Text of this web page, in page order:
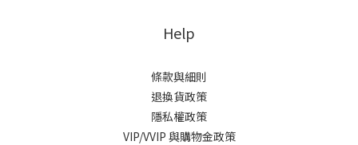
Help
條款與細則
退換貨政策
隱私權政策
VIP/VVIP 與購物金政策